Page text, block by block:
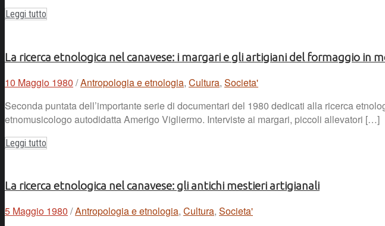
Leggi tutto
La ricerca etnologica nel canavese: i margari e gli artigiani del formaggio in
10 Maggio 1980 /Antropologia e etnologia, Cultura, Societa'
Seconda puntata dell’importante serie di documentari del 1980 dedicati alla ricerca
etnomusicologo autodidatta Amerigo Vigliermo. Interviste ai margari, piccoli allevatori […]
Leggi tutto
La ricerca etnologica nel canavese: gli antichi mestieri artigianali
5 Maggio 1980 /Antropologia e etnologia, Cultura, Societa'